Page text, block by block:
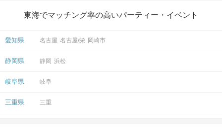
東海でマッチング率の高いパーティー・イベント
愛知県 名古屋 名古屋/栄 岡崎市
静岡県 静岡 浜松
岐阜県 岐阜
三重県 三重